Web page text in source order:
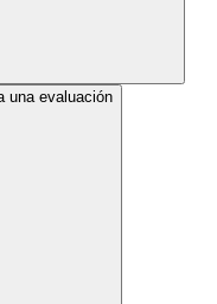
una evaluación